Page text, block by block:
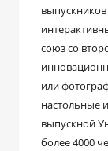
союз со
или
настольные
выпускной
более 4000